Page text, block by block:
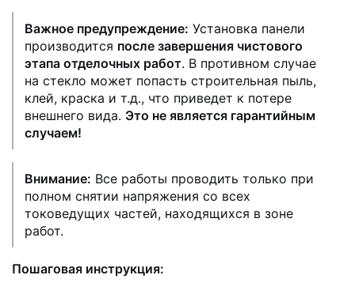
Важное предупреждение: Установка панели
производится после завершения чистового
этапа отделочных работ. В противном случае
на стекло может попасть строительная пыль,
клей, краска и т.д., что приведет к потере
внешнего вида. Это не является гарантийным
случаем!
Внимание: Все работы проводить только при
полном снятии напряжения со всех
токоведущих частей, находящихся в зоне
работ.
Пошаговая инструкция: